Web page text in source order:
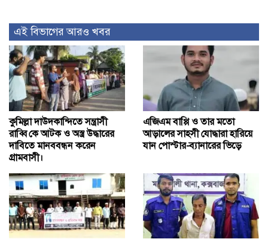
এই বিভাগের আরও খবর
কুমিল্লা দাউদকান্দিতে সন্ত্রাসী
রাব্বি কে আটক ও অস্ত্র উদ্ধারের
দাবিতে মানববন্ধন করেন
গ্রামবাসী।
এজিএম বাপ্পি ও তার মতো
আড়ালের সাহসী যোদ্ধারা হারিয়ে
যান পোস্টার-ব্যানারের ভিড়ে